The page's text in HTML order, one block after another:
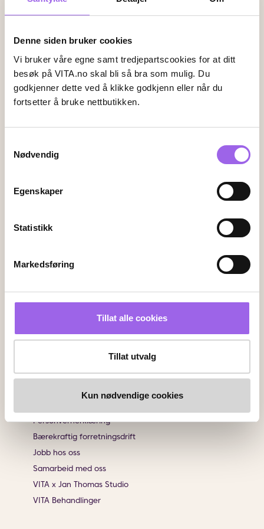
Denne siden bruker cookies
Vi bruker våre egne samt tredjepartscookies for at ditt
besøk på VITA.no skal bli så bra som mulig. Du
godkjenner dette ved å klikke godkjenn eller når du
fortsetter å bruke nettbutikken.
Nødvendig
Egenskaper
Statistikk
Markedsføring
Tillat alle cookies
Tillat utvalg
Kun nødvendige cookies
Leveringsalternativer
Vi leverer med
Kontakt oss
Klikk & Hent
Brukeromtaler
Informasjon
Personvernerklæring
Bærekraftig forretningsdrift
Jobb hos oss
Samarbeid med oss
VITA x Jan Thomas Studio
VITA Behandlinger